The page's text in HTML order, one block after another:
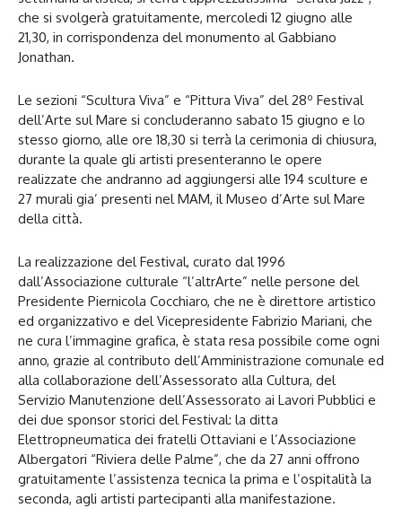
che si svolgerà gratuitamente, mercoledi 12 giugno alle
21,30, in corrispondenza del monumento al Gabbiano
Jonathan.
Le sezioni “Scultura Viva” e “Pittura Viva” del 28º Festival
dell’Arte sul Mare si concluderanno sabato 15 giugno e lo
stesso giorno, alle ore 18,30 si terrà la cerimonia di chiusura,
durante la quale gli artisti presenteranno le opere
realizzate che andranno ad aggiungersi alle 194 sculture e
27 murali gia’ presenti nel MAM, il Museo d’Arte sul Mare
della città.
La realizzazione del Festival, curato dal 1996
dall’Associazione culturale “l’altrArte” nelle persone del
Presidente Piernicola Cocchiaro, che ne è direttore artistico
ed organizzativo e del Vicepresidente Fabrizio Mariani, che
ne cura l’immagine grafica, è stata resa possibile come ogni
anno, grazie al contributo dell’Amministrazione comunale ed
alla collaborazione dell’Assessorato alla Cultura, del
Servizio Manutenzione dell’Assessorato ai Lavori Pubblici e
dei due sponsor storici del Festival: la ditta
Elettropneumatica dei fratelli Ottaviani e l’Associazione
Albergatori “Riviera delle Palme”, che da 27 anni offrono
gratuitamente l’assistenza tecnica la prima e l’ospitalità la
seconda, agli artisti partecipanti alla manifestazione.